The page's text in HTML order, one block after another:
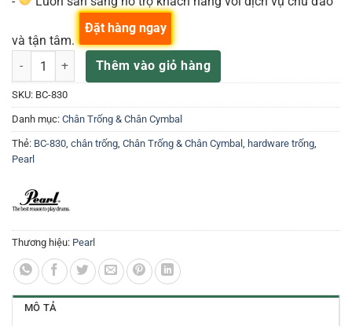
và tận tâm.
PEARL CHÂN CYMBAL, UNI-LOCK TILTER BC-830 số lượng
Thêm vào giỏ hàng
Đặt hàng ngay
SKU: BC-830
Danh mục: Chân Trống & Chân Cymbal
Thẻ: BC-830 chân trống Chân Trống & Chân Cymbal hardware trống
Pearl
Thương hiệu: Pearl
MÔ TẢ